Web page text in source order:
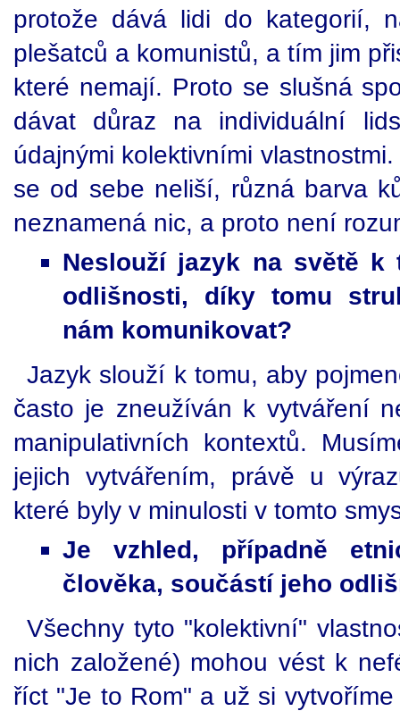
protože dává lidi do kategorií,
plešatců a komunistů, a tím jim
které nemají. Proto se slušná
dávat důraz na individuální
údajnými kolektivními
se od sebe neliší, různá barva
neznamená nic, a proto není
Neslouží jazyk na světě k
odlišnosti, díky tomu
nám komunikovat?
Jazyk slouží k tomu, aby
často je zneužíván k vytváření
manipulativních kontextů.
jejich vytvářením, právě u
které byly v minulosti v tomto
Je vzhled, případně
člověka, součástí jeho
Všechny tyto "kolektivní"
nich založené) mohou vést k
říct "Je to Rom" a už si